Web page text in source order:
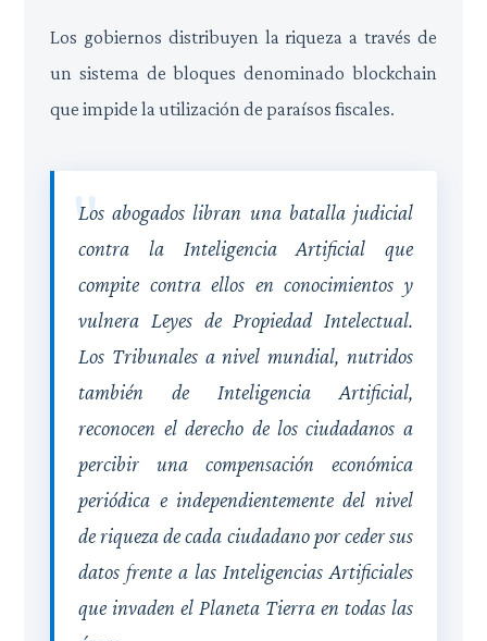
Los gobiernos distribuyen la riqueza a través de
un sistema de bloques denominado blockchain
que impide la utilización de paraísos fiscales.
Los abogados libran una batalla judicial
contra la Inteligencia Artificial que
compite contra ellos en conocimientos y
vulnera Leyes de Propiedad Intelectual.
Los Tribunales a nivel mundial, nutridos
también de Inteligencia Artificial,
reconocen el derecho de los ciudadanos a
percibir una compensación económica
periódica e independientemente del nivel
de riqueza de cada ciudadano por ceder sus
datos frente a las Inteligencias Artificiales
que invaden el Planeta Tierra en todas las